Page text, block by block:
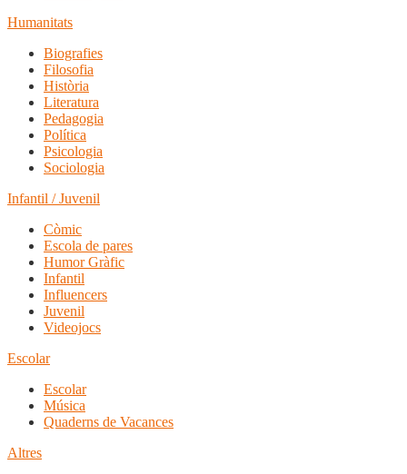
Humanitats
Biografies
Filosofia
Història
Literatura
Pedagogia
Política
Psicologia
Sociologia
Infantil / Juvenil
Còmic
Escola de pares
Humor Gràfic
Infantil
Influencers
Juvenil
Videojocs
Escolar
Escolar
Música
Quaderns de Vacances
Altres